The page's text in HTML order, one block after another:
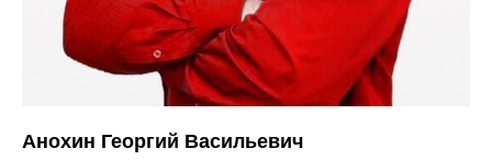
Анохин Георгий Васильевич